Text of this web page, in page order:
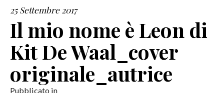
COLLABORAZIONI
CONTATTI
25 Settembre 2017
Il mio nome è Leon di
Kit De Waal_cover
originale_autrice
Pubblicato in